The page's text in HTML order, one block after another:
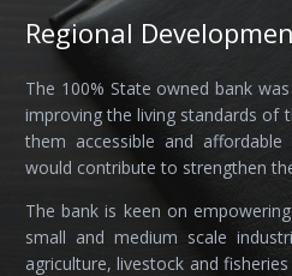
Regional
The 100% State owned bank
improving the living standards of
them accessible and
would contribute to strengthen
The bank is keen on
small and medium scale
agriculture, livestock and